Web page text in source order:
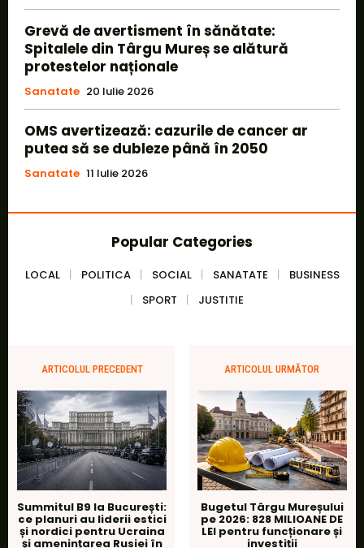
Grevă de avertisment în sănătate:
Spitalele din Târgu Mureș se alătură
protestelor naționale
Sanatate 20 Iulie 2026
OMS avertizează: cazurile de cancer ar
putea să se dubleze până în 2050
Sanatate 11 Iulie 2026
Popular Categories
LOCAL POLITICA SOCIAL SANATATE
BUSINESS
SPORT
JUSTITIE
ARTICOLUL PRECEDENT
Summitul B9 la București:
ce planuri au liderii estici
și nordici pentru Ucraina
și amenințarea Rusiei în
ARTICOLUL URMĂTOR
Bugetul Târgu Mureșului
pe 2026: 828 MILIOANE DE
LEI pentru funcționare și
investiții